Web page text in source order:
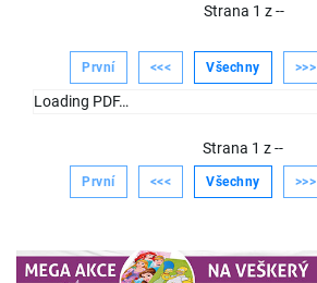
Strana 1 z--
První <<< Všechny >>>
Loading PDF…
Strana 1 z--
První <<< Všechny >>>